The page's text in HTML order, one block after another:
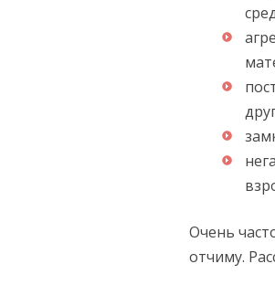
Очень
отчиму.